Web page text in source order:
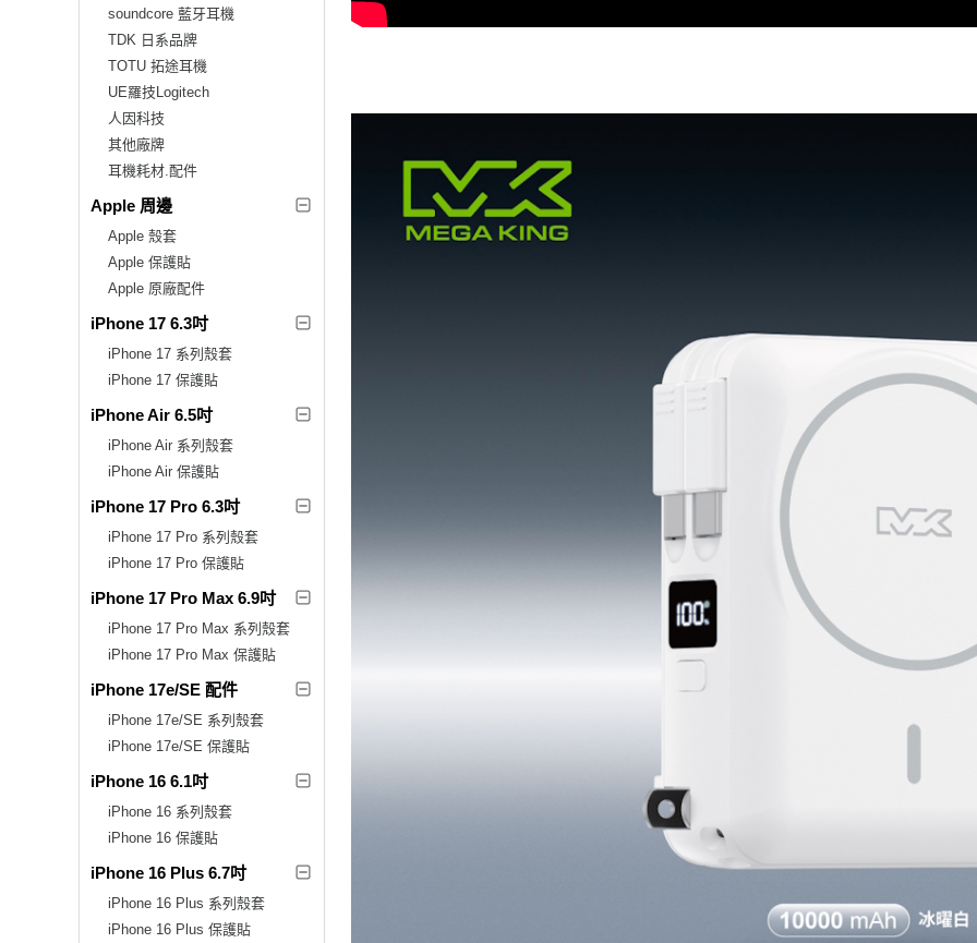
soundcore 藍牙耳機
TDK 日系品牌
TOTU 拓途耳機
UE羅技Logitech
人因科技
其他廠牌
耳機耗材.配件
Apple 周邊
Apple 殼套
Apple 保護貼
Apple 原廠配件
iPhone 17 6.3吋
iPhone 17 系列殼套
iPhone 17 保護貼
iPhone Air 6.5吋
iPhone Air 系列殼套
iPhone Air 保護貼
iPhone 17 Pro 6.3吋
iPhone 17 Pro 系列殼套
iPhone 17 Pro 保護貼
iPhone 17 Pro Max 6.9吋
iPhone 17 Pro Max 系列殼套
iPhone 17 Pro Max 保護貼
iPhone 17e/SE 配件
iPhone 17e/SE 系列殼套
iPhone 17e/SE 保護貼
iPhone 16 6.1吋
iPhone 16 系列殼套
iPhone 16 保護貼
iPhone 16 Plus 6.7吋
iPhone 16 Plus 系列殼套
iPhone 16 Plus 保護貼